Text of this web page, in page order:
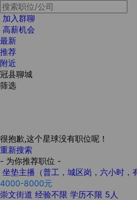
加入群聊
高薪机会
最新
推荐
附近
冠县聊城
筛选
很抱歉,这个星球没有职位呢！
重新搜索
- 为你推荐职位 -
坐垫主播（普工，城区岗，六小时，
4000-8000元
崇文街道 经验不限 学历不限 5人